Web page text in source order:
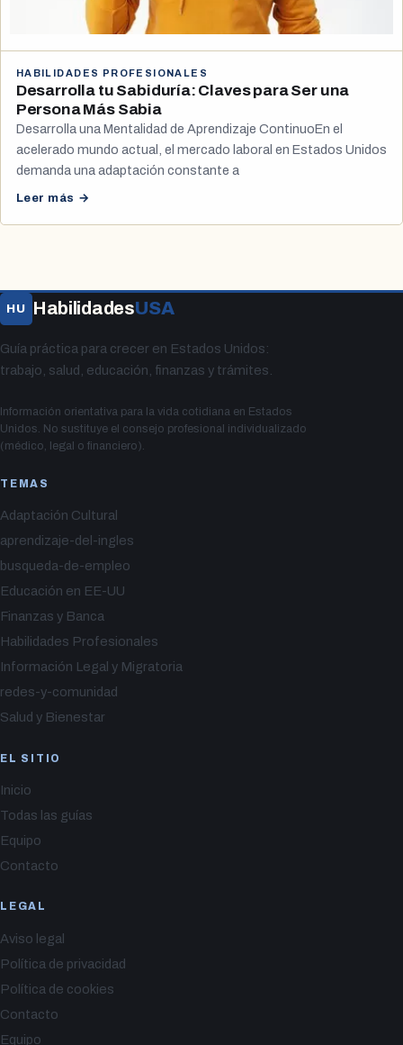
HABILIDADES PROFESIONALES
Desarrolla tu Sabiduría: Claves para Ser una
Persona Más Sabia
Desarrolla una Mentalidad de Aprendizaje ContinuoEn el
acelerado mundo actual, el mercado laboral en Estados Unidos
demanda una adaptación constante a
Leer más →
HU HabilidadesUSA
Guía práctica para crecer en Estados Unidos:
trabajo, salud, educación, finanzas y trámites.
Información orientativa para la vida cotidiana en Estados
Unidos. No sustituye el consejo profesional individualizado
(médico, legal o financiero).
TEMAS
Adaptación Cultural
aprendizaje-del-ingles
busqueda-de-empleo
Educación en EE-UU
Finanzas y Banca
Habilidades Profesionales
Información Legal y Migratoria
redes-y-comunidad
Salud y Bienestar
EL SITIO
Inicio
Todas las guías
Equipo
Contacto
LEGAL
Aviso legal
Política de privacidad
Política de cookies
Contacto
Equipo